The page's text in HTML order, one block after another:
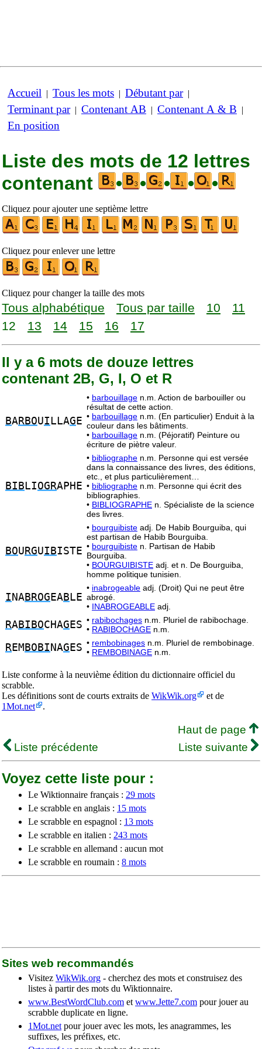
Accueil | Tous les mots | Débutant par|
Terminant par| Contenant AB | Contenant A & B |
En position
Liste des mots de 12 lettres
contenant
• • • • •
Cliquez pour ajouter une septième lettre
Cliquez pour enlever une lettre
Cliquez pour changer la taille des mots
Tous alphabétique Tous par taille 10
11
12
13 14 15 16 17
Il y a 6 mots de douze lettres
contenant 2B, G, I, O et R
BARBOUI LLAG E
• barbouillage n.m. Action de barbouiller ou
résultat de cette action.
• barbouillage n.m. (En particulier) Enduit à la
couleur dans les bâtiments.
• barbouillage n.m. (Péjoratif) Peinture ou
écriture de piètre valeur.
BIB LIOGRAPHE
• bibliographe n.m. Personne qui est versée
dans la connaissance des livres, des éditions,
etc., et plus particulièrement…
• bibliographe n.m. Personne qui écrit des
bibliographies.
• BIBLIOGRAPHE n. Spécialiste de la science
des livres.
BOU RGUIBISTE
• bourguibiste adj. De Habib Bourguiba, qui
est partisan de Habib Bourguiba.
• bourguibiste n. Partisan de Habib
Bourguiba.
• BOURGUIBISTE adj. et n. De Bourguiba,
homme politique tunisien.
I NABROG EAB LE
• inabrogeable adj. (Droit) Qui ne peut être
abrogé.
• INABROGEABLE adj.
RABIBOCHAG ES • rabibochages n.m. Pluriel de rabibochage.
• RABIBOCHAGE n.m.
REM BOBI NAG ES • rembobinages n.m. Pluriel de rembobinage.
• REMBOBINAGE n.m.
Liste conforme à la neuvième édition du dictionnaire officiel du
scrabble.
Les définitions sont de courts extraits de WikWik.org
et de
1Mot.net
.
Haut de page
Liste précédente
Liste suivante
Voyez cette liste pour :
Le Wiktionnaire français : 29 mots
Le scrabble en anglais : 15 mots
Le scrabble en espagnol : 13 mots
Le scrabble en italien : 243 mots
Le scrabble en allemand : aucun mot
Le scrabble en roumain : 8 mots
Sites web recommandés
Visitez WikWik.org - cherchez des mots et construisez des
listes à partir des mots du Wiktionnaire.
www.BestWordClub.com et www.Jette7.com pour jouer au
scrabble duplicate en ligne.
1Mot.net pour jouer avec les mots, les anagrammes, les
suffixes, les préfixes, etc.